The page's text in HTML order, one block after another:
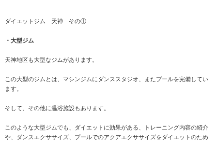
ダイエットジム 天神 その①
・大型ジム
天神地区も大型なジムがあります。
この大型のジムとは、マシンジムにダンススタジオ、またプールを完備してい
ます。
そして、その他に温浴施設もあります。
このような大型ジムでも、ダイエットに効果がある、トレーニング内容の紹介
や、ダンスエクササイズ、プールでのアクアエクササイズをダイエットのため